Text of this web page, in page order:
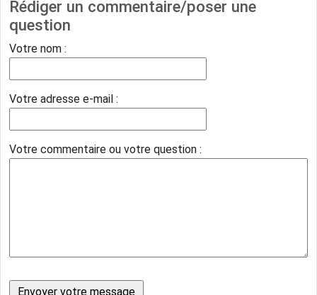
Rédiger un commentaire/poser une
question
Votre nom :
Votre adresse e-mail :
Votre commentaire ou votre question :